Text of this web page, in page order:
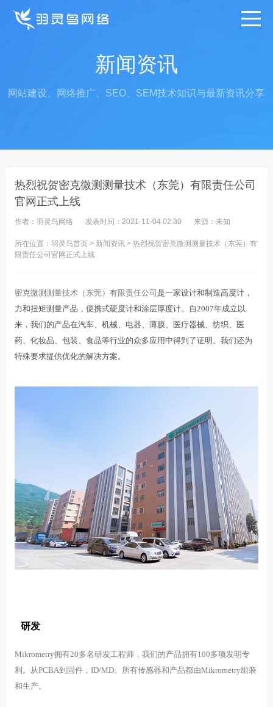
新闻资讯
网站建设、网络推广、SEO、SEM技术知识与最新资讯分享
热烈祝贺密克微测测量技术（东莞）有限责任公司
官网正式上线
作者：羽灵鸟网络 发表时间：2021-11-04 02:30 来源：未知
所在位置： 羽灵鸟首页> 新闻资讯> 热烈祝贺密克微测测量技术（东莞）有
限责任公司官网正式上线
密克微测测量技术（东莞）有限责任公司 是一家设计和制造高度计，
力和扭矩测量产品，便携式硬度计和涂层厚度计。自2007年成立以
来，我们的产品在汽车、机械、电器、薄膜、医疗器械、纺织、医
药、化妆品、包装、食品等行业的众多应用中得到了证明。我们还为
特殊要求提供优化的解决方案。
研发
Mikrometry拥有20多名研发工程师，我们的产品拥有100多项发明专
利。从PCBA到固件，ID/MD。所有传感器和产品都由Mikrometry组装
和生产。